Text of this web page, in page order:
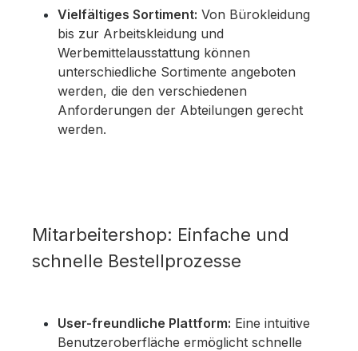
Vielfältiges Sortiment: Von Bürokleidung
bis zur Arbeitskleidung und
Werbemittelausstattung können
unterschiedliche Sortimente angeboten
werden, die den verschiedenen
Anforderungen der Abteilungen gerecht
werden.
Mitarbeitershop: Einfache und
schnelle Bestellprozesse
User-freundliche Plattform: Eine intuitive
Benutzeroberfläche ermöglicht schnelle